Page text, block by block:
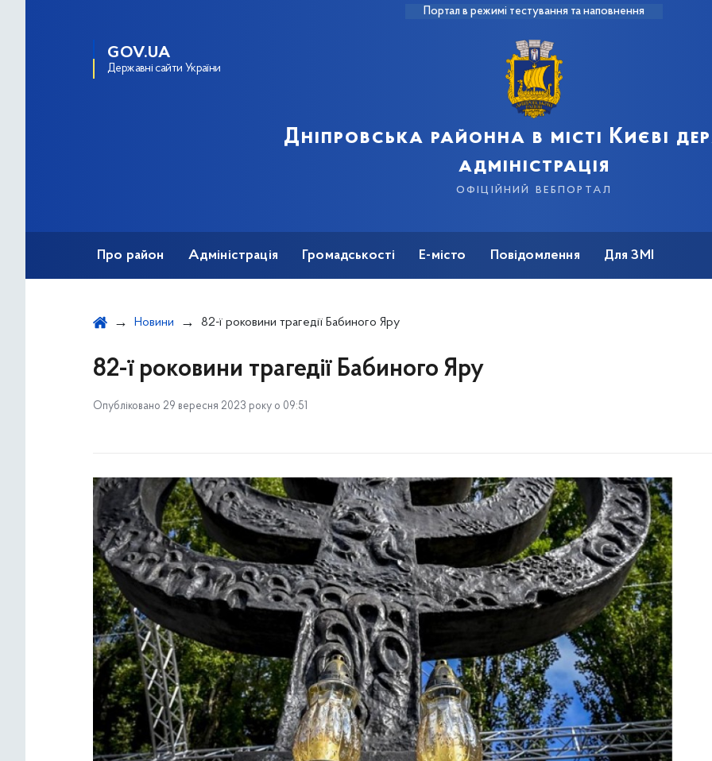
Портал в режимі тестування та наповнення
GOV.UA
Державні сайти України
Дніпровська районна в місті Києві
адміністрація
офіційний вебпортал
Про район Адміністрація Громадськості Е-місто Повідомлення Для ЗМІ
Новини 82-ї роковини трагедії Бабиного Яру
82-ї роковини трагедії Бабиного Яру
Опубліковано 29 вересня 2023 року о 09:51